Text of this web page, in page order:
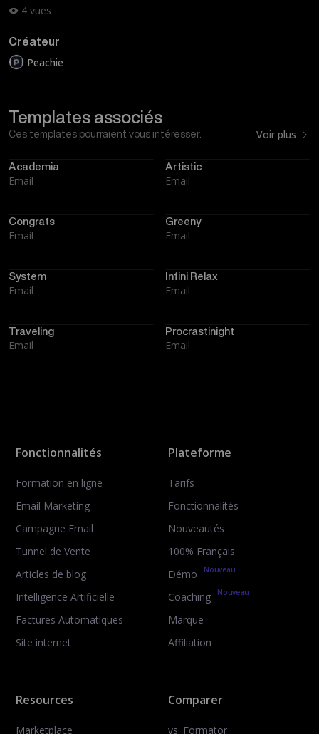
4 vues
Créateur
Peachie
Templates associés
Ces templates pourraient vous intéresser. Voir plus
Academia
Email
Artistic
Email
Congrats
Email
Greeny
Email
System
Email
Infini Relax
Email
Traveling
Email
Procrastinight
Email
Fonctionnalités
Formation en ligne
Email Marketing
Campagne Email
Tunnel de Vente
Articles de blog
Intelligence Artificielle
Factures Automatiques
Site internet
Plateforme
Tarifs
Fonctionnalités
Nouveautés
100% Français
Démo
Nouveau
Coaching Nouveau
Marque
Affiliation
Resources
Marketplace
Comparer
vs. Formator